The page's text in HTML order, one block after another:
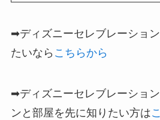
➡ディズニーセレブレーショ
たいなら こちらから
➡ディズニーセレブレーショ
ンと部屋を先に知りたい方は